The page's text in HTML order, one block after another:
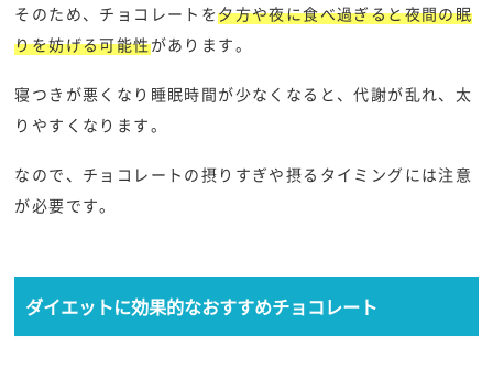
そのため、チョコレートを夕方や夜に食べ過ぎると夜間の眠
りを妨げる可能性があります。
寝つきが悪くなり睡眠時間が少なくなると、代謝が乱れ、太
りやすくなります。
なので、チョコレートの摂りすぎや摂るタイミングには注意
が必要です。
ダイエットに効果的なおすすめチョコレート